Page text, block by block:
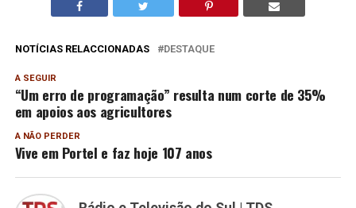
NOTÍCIAS RELACCIONADAS DESTAQUE
A SEGUIR
“Um erro de programação” resulta num corte de 35%
em apoios aos agricultores
A NÃO PERDER
Vive em Portel e faz hoje 107 anos